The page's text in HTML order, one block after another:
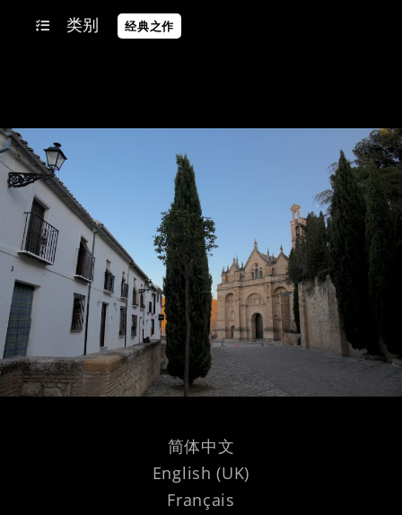
类别 经典之作
简体中文
English (UK)
Français